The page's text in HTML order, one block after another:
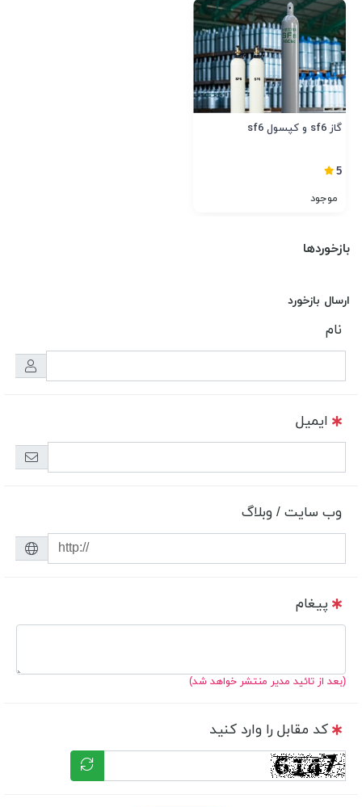
گاز sf6 و کپسول sf6
5
موجود
بازخوردها
ارسال بازخورد
نام
ایمیل
وب سایت / وبلاگ
پیغام
(بعد از تائید مدیر منتشر خواهد شد)
کد مقابل را وارد کنید